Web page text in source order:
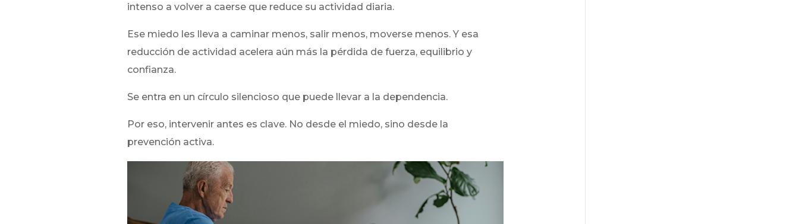
intenso a volver a caerse que reduce su actividad diaria.
Ese miedo les lleva a caminar menos, salir menos, moverse menos. Y esa
reducción de actividad acelera aún más la pérdida de fuerza, equilibrio y
confianza.
Se entra en un círculo silencioso que puede llevar a la dependencia.
Por eso, intervenir antes es clave. No desde el miedo, sino desde la
prevención activa.